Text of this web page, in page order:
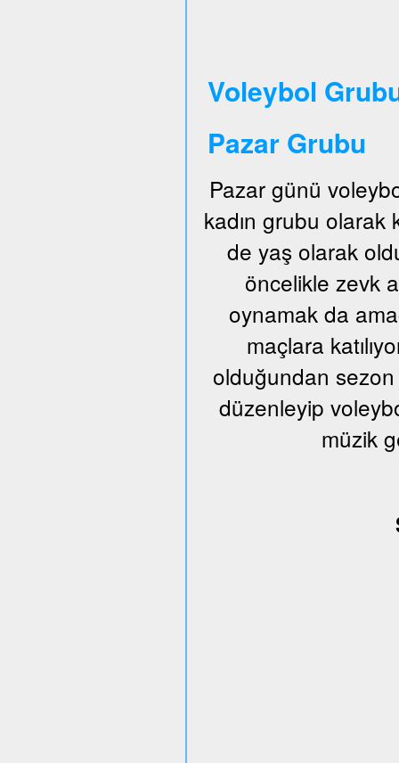
Voleybol
Pazar Grubu
Pazar günü
kadın grubu olarak
de yaş olarak
öncelikle zevk
oynamak da
maçlara
olduğundan
düzenleyip
müzik